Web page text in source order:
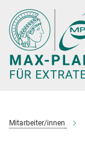
Hauptinhalt
Mitarbeiter/innen